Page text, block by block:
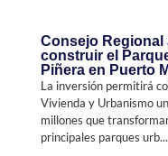
Consejo Regional
construir el
Piñera en Puerto
La inversión permitirá
Vivienda y Urbanismo
millones que
principales parques urb...